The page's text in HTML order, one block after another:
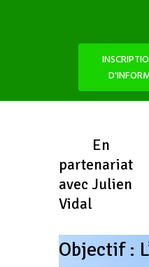
En
partenariat
avec Julien
Vidal
Objectif :